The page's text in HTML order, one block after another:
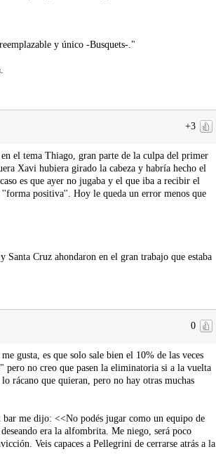
y único -Busquets-."
+3
el tema Thiago, gran parte de la culpa del primer
Xavi hubiera girado la cabeza y habría hecho el
es que ayer no jugaba y el que iba a recibir el
positiva''. Hoy le queda un error menos que
Cruz ahondaron en el gran trabajo que estaba
0
gusta, es que solo sale bien el 10% de las veces
pero no creo que pasen la eliminatoria si a la vuelta
rácano que quieran, pero no hay otras muchas
me dijo: <<No podés jugar como un equipo de
era la alfombrita. Me niego, será poco
Veis capaces a Pellegrini de cerrarse atrás a la